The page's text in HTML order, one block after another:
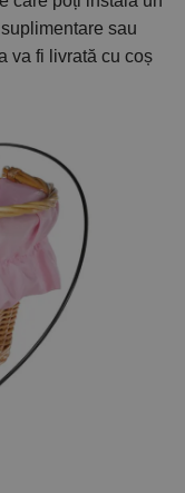
sau
va fi livrată cu coș